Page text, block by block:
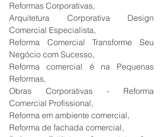
Reformas Corporativas,
Arquitetura Corporativa Design
Comercial Especialista,
Reforma Comercial Transforme Seu
Negócio com Sucesso,
Reforma comercial é na Pequenas
Reformas,
Obras Corporativas - Reforma
Comercial Profissional,
Reforma em ambiente comercial,
Reforma de fachada comercial,